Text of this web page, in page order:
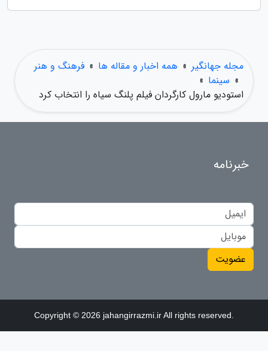
مجله جهانگیر » همه اخبار و مقاله ها » فرهنگ و هنر
» سینما »
استودیو مارول کارگردان فیلم پلنگ سیاه را انتخاب کرد
خبرنامه
عضویت
Copyright © 2026 jahangirrazmi.ir All rights reserved.